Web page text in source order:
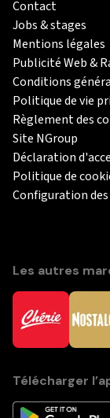
Contact
Jobs & stages
Mentions légales
Publicité Web &
Conditions
Politique de vie
Règlement des
Site NGroup
Déclaration
Politique de
Configuration
Les autres
Télécharger